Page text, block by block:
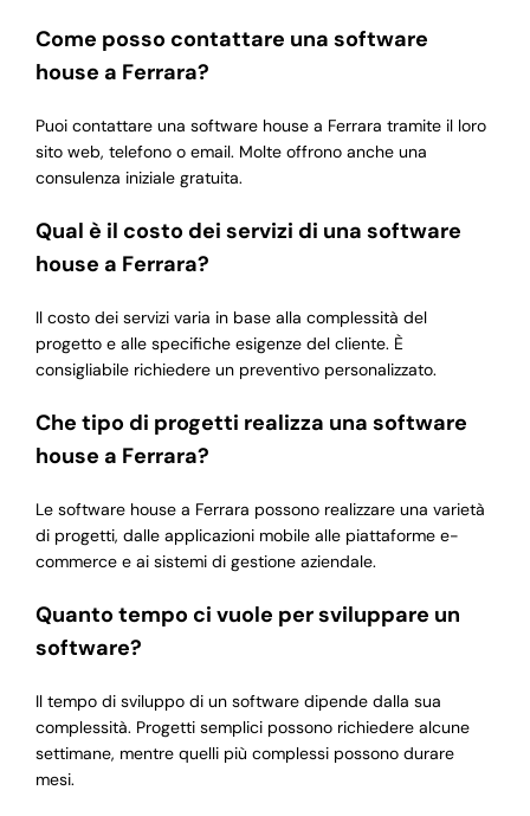
Come posso contattare una software
house a Ferrara?
Puoi contattare una software house a Ferrara tramite il loro
sito web, telefono o email. Molte offrono anche una
consulenza iniziale gratuita.
Qual è il costo dei servizi di una software
house a Ferrara?
Il costo dei servizi varia in base alla complessità del
progetto e alle specifiche esigenze del cliente. È
consigliabile richiedere un preventivo personalizzato.
Che tipo di progetti realizza una software
house a Ferrara?
Le software house a Ferrara possono realizzare una varietà
di progetti, dalle applicazioni mobile alle piattaforme e-
commerce e ai sistemi di gestione aziendale.
Quanto tempo ci vuole per sviluppare un
software?
Il tempo di sviluppo di un software dipende dalla sua
complessità. Progetti semplici possono richiedere alcune
settimane, mentre quelli più complessi possono durare
mesi.